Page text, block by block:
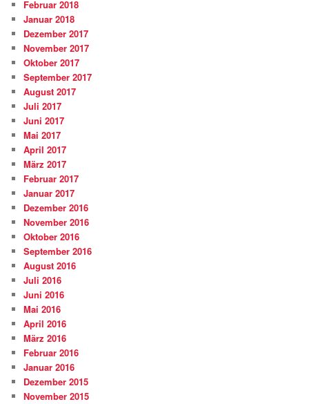
Februar 2018
Januar 2018
Dezember 2017
November 2017
Oktober 2017
September 2017
August 2017
Juli 2017
Juni 2017
Mai 2017
April 2017
März 2017
Februar 2017
Januar 2017
Dezember 2016
November 2016
Oktober 2016
September 2016
August 2016
Juli 2016
Juni 2016
Mai 2016
April 2016
März 2016
Februar 2016
Januar 2016
Dezember 2015
November 2015